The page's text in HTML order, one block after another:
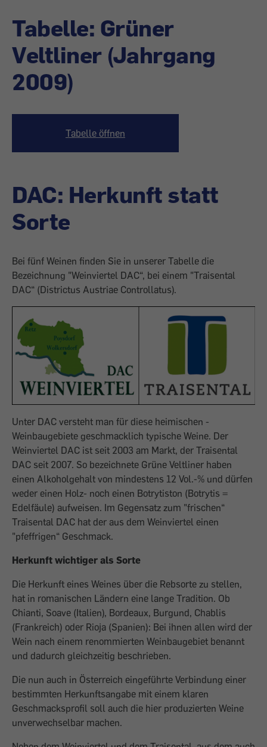
Tabelle: Grüner
Veltliner (Jahrgang
2009)
Tabelle öffnen
DAC: Herkunft statt
Sorte
Bei fünf Weinen finden Sie in unserer Tabelle die
Bezeichnung "Weinviertel DAC“, bei einem ­"Traisental
DAC“ (Districtus Austriae Controllatus).
Unter DAC versteht man für diese heimischen ­
Weinbaugebiete geschmacklich typische Weine. Der
Weinviertel DAC ist seit 2003 am Markt, der Traisental
DAC seit 2007. So bezeichnete Grüne Veltliner haben
einen Alkohol­gehalt von mindes­tens 12 Vol.-% und dürfen
weder einen Holz- noch einen Botrytiston (Botrytis =
Edelfäule) aufweisen. Im Gegensatz zum "frischen“
Traisental DAC hat der aus dem Weinviertel einen
"pfeffrigen“ Geschmack.
Herkunft wichtiger als Sorte
Die Herkunft eines Weines über die Rebsorte zu stellen,
hat in romanischen Ländern eine lange Tradition. Ob
Chianti, Soave (Italien), Bordeaux, Burgund, Chablis
(Frankreich) oder Rioja (Spanien): Bei ihnen allen wird der
Wein nach einem renommierten Weinbaugebiet benannt
und dadurch gleichzeitig beschrieben.
Die nun auch in Österreich eingeführte Verbindung einer
bestimmten Herkunftsangabe mit einem ­klaren
Geschmacks­profil soll auch die hier produzierten Weine
unverwechselbar machen.